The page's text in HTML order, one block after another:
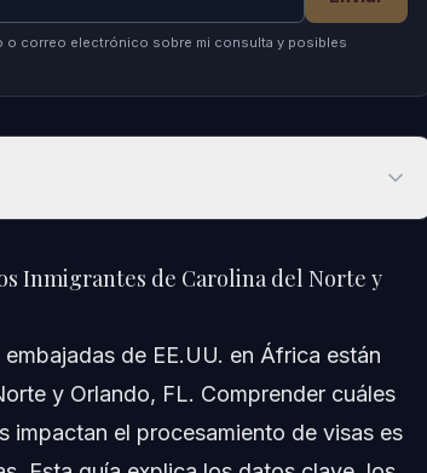
o correo electrónico sobre mi consulta y posibles
Inmigrantes de Carolina del Norte y
de EE.UU. en África están
y Orlando, FL. Comprender cuáles
impactan el procesamiento de visas es